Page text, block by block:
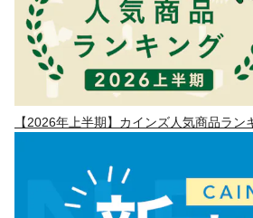
【2026年上半期】カインズ人気商品ラン